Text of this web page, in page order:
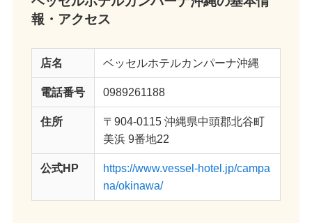
報・アクセス
店名 ベッセルホテルカンパーナ沖縄
電話番号 0989261188
住所
〒904-0115 沖縄県中頭郡北谷町
美浜 9番地22
公式HP
https://www.vessel-hotel.jp/campa
na/okinawa/